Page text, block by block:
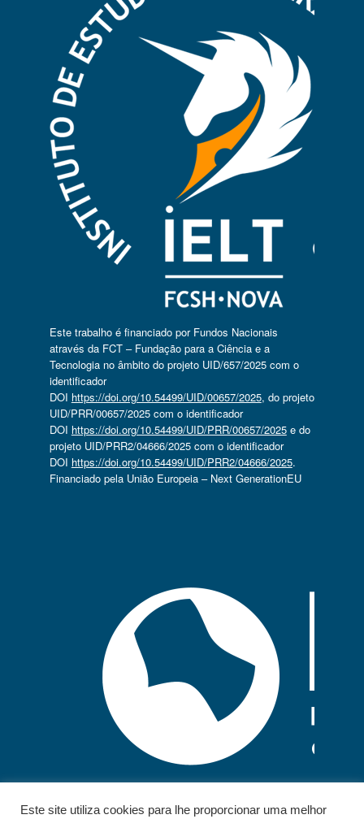
Este trabalho é financiado por Fundos Nacionais
através da FCT – Fundação para a Ciência e a
Tecnologia no âmbito do projeto UID/657/2025 com o
identificador
DOI https://doi.org/10.54499/UID/00657/2025, do projeto
UID/PRR/00657/2025 com o identificador
DOI https://doi.org/10.54499/UID/PRR/00657/2025e do
projeto UID/PRR2/04666/2025 com o identificador
DOI https://doi.org/10.54499/UID/PRR2/04666/2025.
Financiado pela União Europeia – Next GenerationEU
Este site utiliza cookies para lhe proporcionar uma melhor